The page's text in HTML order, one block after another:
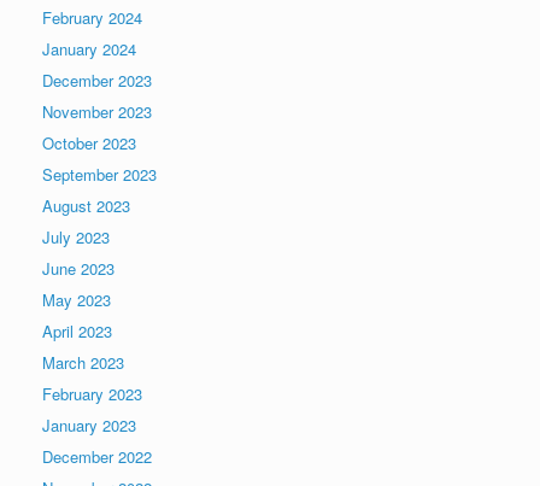
February 2024
January 2024
December 2023
November 2023
October 2023
September 2023
August 2023
July 2023
June 2023
May 2023
April 2023
March 2023
February 2023
January 2023
December 2022